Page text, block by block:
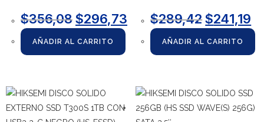
$356,08$296,73
AÑADIR AL CARRITO
$289,42 $241,19
AÑADIR AL CARRITO